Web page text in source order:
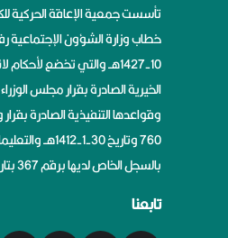
تأسست جمعية الإعاقة الحركية
10-1427هــ والتي تخضع
وقواعدها التنفيذية الصادرة
760 وتاريخ 30-
بالسجل الخاص لديها برقم 367 بتاريخ 18-7-1428هــ.
تابعنا